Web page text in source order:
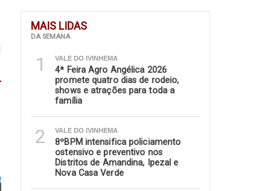
MAIS LIDAS
DA SEMANA
1 VALE DO IVINHEMA
4ª Feira Agro Angélica 2026
promete quatro dias de rodeio,
shows e atrações para toda a
família
2 VALE DO IVINHEMA
8ºBPM intensifica policiamento
ostensivo e preventivo nos
Distritos de Amandina, Ipezal e
Nova Casa Verde